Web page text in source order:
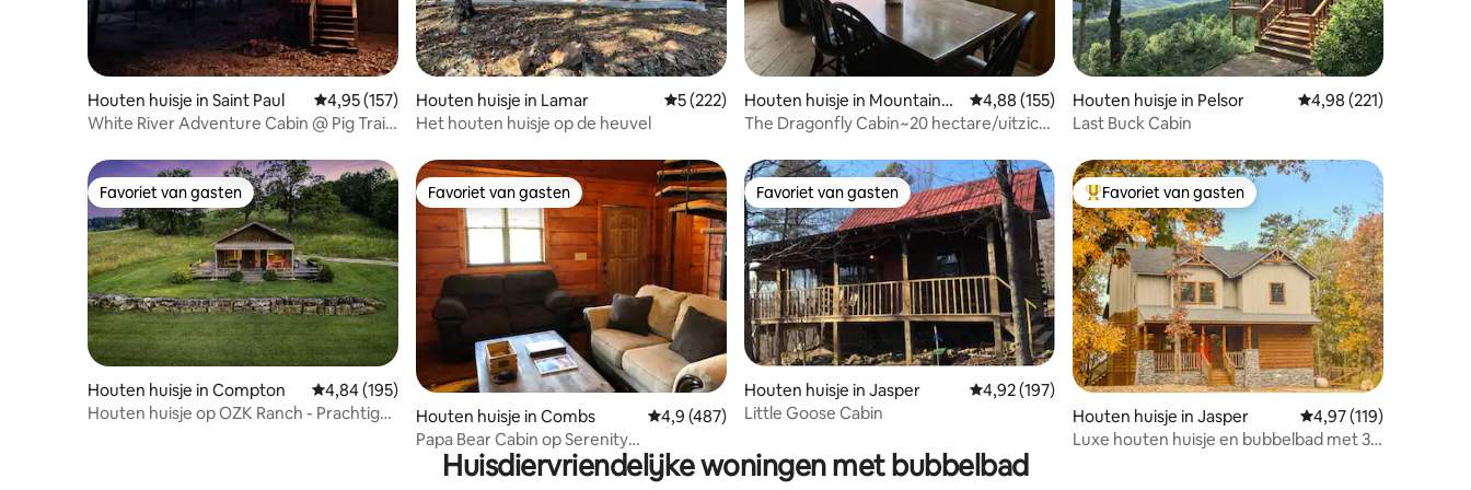
Houten huisje in Saint Paul Gemiddelde beoordeling van 4,95 uit 5, 157 recensies
4,95 (157)
White River Adventure Cabin @ Pig Trail
Houten huisje in Lamar Gemiddelde beoordeling van 5 uit 5, 222 recensies
5 (222)
Het houten huisje op de heuvel
Houten huisje in Mountainbu
rg
Gemiddelde beoordeling van 4,88 uit 5, 155 recensies
4,88 (155)
The Dragonfly Cabin~20 hectare/uitzicht
Houten huisje in Pelsor Gemiddelde
4,98 (221)
Last Buck Cabin
Favoriet van gasten
Favoriet van gasten
Houten huisje in Compton Gemiddelde beoordeling van 4,84 uit 5, 195 recensies
4,84 (195)
Houten huisje op OZK Ranch - Prachtige
Favoriet van gasten
Favoriet van gasten
Houten huisje in Combs Gemiddelde beoordeling van 4,9 uit 5, 487 recensies
4,9 (487)
Papa Bear Cabin op Serenity
Campground
Favoriet van gasten
Favoriet van gasten
Houten huisje in Jasper Gemiddelde beoordeling van 4,92 uit 5, 197 recensies
4,92 (197)
Little Goose Cabin
Topfavoriet van gasten
Favoriet van gasten
Houten huisje in Jasper Gemiddelde
4,97 (119)
Luxe houten huisje en bubbelbad met 3
Huisdiervriendelijke woningen met bubbelbad